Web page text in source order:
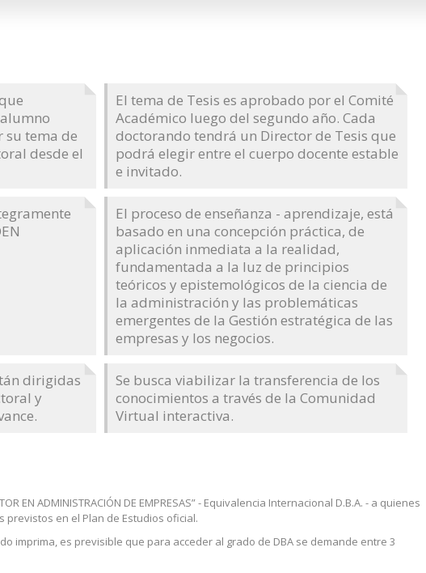
su tema de
desde el
El tema de Tesis es aprobado por el Comité
Académico luego del segundo año. Cada
doctorando tendrá un Director de Tesis que
podrá elegir entre el cuerpo docente estable
e invitado.
El proceso de enseñanza - aprendizaje, está
basado en una concepción práctica, de
aplicación inmediata a la realidad,
fundamentada a la luz de principios
teóricos y epistemológicos de la ciencia de
la administración y las problemáticas
emergentes de la Gestión estratégica de las
empresas y los negocios.
dirigidas
y
Se busca viabilizar la transferencia de los
conocimientos a través de la Comunidad
Virtual interactiva.
EN ADMINISTRACIÓN DE EMPRESAS” - Equivalencia Internacional D.B.A. - a quienes
en el Plan de Estudios oficial.
imprima, es previsible que para acceder al grado de DBA se demande entre 3